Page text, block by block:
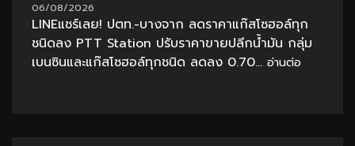
06/08/2026
LINEแชร์เลย! ปตท.-บางจาก ลดราคาแก๊สโซฮอล์ทุก
ชนิดลง PTT Station ปรับราคาขายปลีกน้ำมัน กลุ่ม
เบนซินและแก๊สโซฮอล์ทุกชนิด ลดลง 0.70... อ่านต่อ